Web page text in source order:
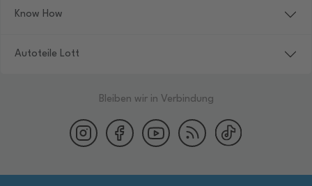
Know How
Autoteile Lott
Bleiben wir in Verbindung